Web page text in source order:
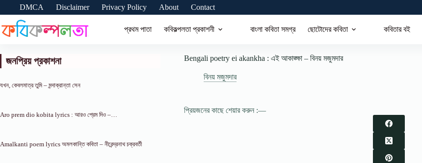
content
DMCA Disclaimer Privacy Policy About Contact
প্রথম পাতা কবিকল্পলতা প্রকাশনী বাংলা কবিতা সমগ্র ছোটোদের কবিতা কবিতার বই
Bengali poetry ei akankha : এই আকা‌ঙ্ক্ষা – বিনয় মজুমদার
বিনয় মজুমদার
প্রিয়জনের কাছে শেয়ার করুন :—
জনপ্রিয় প্রকাশনা
যখন, কেবলমাত্র তুমি – মন্দাক্রান্তা সেন
Aro prem dio kobita lyrics : আরও প্রেম দিও –…
Amalkanti poem lyrics অমলকান্তি কবিতা – নীরেন্দ্রনাথ চক্রবর্তী